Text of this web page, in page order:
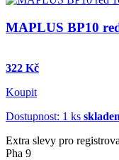
MAPLUS BP10
322 Kč
Koupit
Dostupnost: 1 ks
Extra slevy pro
Pha 9